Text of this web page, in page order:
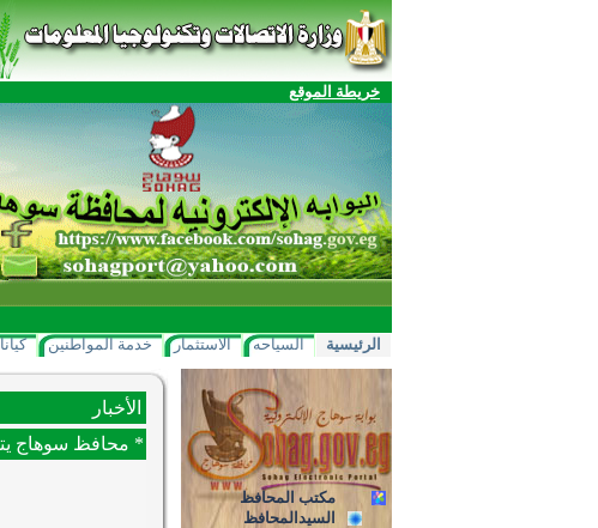
خريطة الموقع
الرئيسية السياحه الاستثمار خدمة المواطنين
مكتب المحافظ
السيدالمحافظ
الأخبار
* محافظ سوهاج